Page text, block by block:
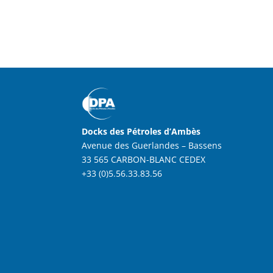
Docks des Pétroles d’Ambès
Avenue des Guerlandes – Bassens
33 565 CARBON-BLANC CEDEX
+33 (0)5.56.33.83.56